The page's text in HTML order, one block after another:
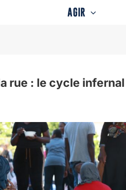
AGIR
rue : le cycle infernal